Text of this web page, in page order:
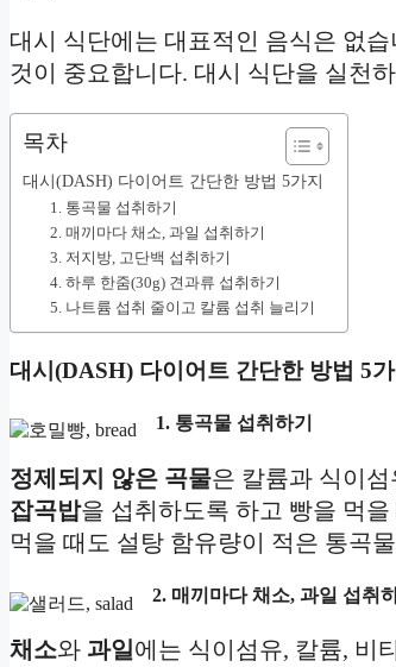
대시 식단에는 대표적인 음식은 없
것이 중요합니다. 대시 식단을 실천
목차
대시(DASH) 다이어트 간단한 방법 5가지
1. 통곡물 섭취하기
2. 매끼마다 채소, 과일 섭취하기
3. 저지방, 고단백 섭취하기
4. 하루 한줌(30g) 견과류 섭취하기
5. 나트륨 섭취 줄이고 칼륨 섭취 늘리기
대시(DASH) 다이어트 간단한 방법 5가
1. 통곡물 섭취하기
정제되지 않은 곡물은 칼륨과 식이
잡곡밥을 섭취하도록 하고 빵을 먹을
먹을 때도 설탕 함유량이 적은 통곡
2. 매끼마다 채소, 과일 섭취
채소와 과일 에는 식이섬유, 칼륨, 비